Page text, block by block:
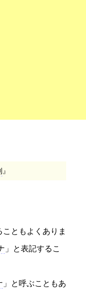
こともよくありま
」と表記するこ
」と呼ぶこともあ